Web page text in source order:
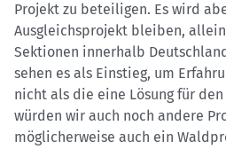
Projekt zu beteiligen. Es wird
Ausgleichsprojekt bleiben,
Sektionen innerhalb
sehen es als Einstieg, um
nicht als die eine Lösung für den
würden wir auch noch andere
möglicherweise auch ein